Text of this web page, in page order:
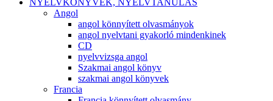
NYELVKÖNYVEK, NYELVTANULÁS
Angol
angol könnyített olvasmányok
angol nyelvtani gyakorló mindenkinek
CD
nyelvvizsga angol
Szakmai angol könyv
szakmai angol könyvek
Francia